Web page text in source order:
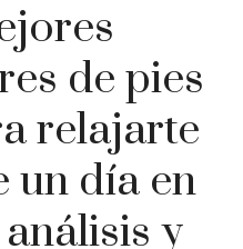
de pies
relajarte
un día en
y